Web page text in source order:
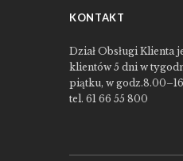
KONTAKT
Dział Obsługi Klienta
klientów 5 dni w
piątku, w
tel. 61 66 55 800